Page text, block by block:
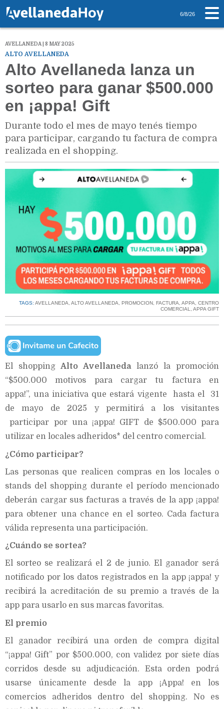
6/8/26
AVELLANEDA | 8 MAY 2025
ALTO AVELLANEDA
Alto Avellaneda lanza un
sorteo para ganar $500.000
en ¡appa! Gift
Durante todo el mes de mayo tenés tiempo
para participar, cargando tu factura de compra
realizada en el shopping.
TAGS: AVELLANEDA, ALTO AVELLANEDA, PROMOCION, FACTURA, APPA, CENTRO
COMERCIAL, APPA GIFT
El shopping Alto Avellanedalanzó la promoción
“$500.000 motivos para cargar tu factura en
appa!”, una iniciativa que estará vigente hasta el 31
de mayo de 2025 y permitirá a los visitantes
participar por una ¡appa! GIFT de $500.000 para
utilizar en locales adheridos* del centro comercial.
¿Cómo participar?
Las personas que realicen compras en los locales o
stands del shopping durante el período mencionado
deberán cargar sus facturas a través de la app ¡appa!
para obtener una chance en el sorteo. Cada factura
válida representa una participación.
¿Cuándo se sortea?
El sorteo se realizará el 2 de junio. El ganador será
notificado por los datos registrados en la app ¡appa! y
recibirá la acreditación de su premio a través de la
app para usarlo en sus marcas favoritas.
El premio
El ganador recibirá una orden de compra digital
“¡appa! Gift” por $500.000, con validez por siete días
corridos desde su adjudicación. Esta orden podrá
usarse únicamente desde la app ¡Appa! en los
comercios adheridos dentro del shopping. No es